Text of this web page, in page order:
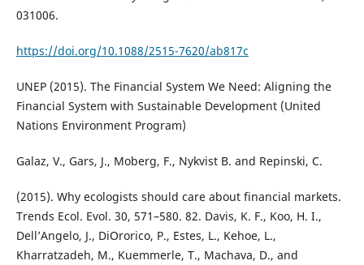
031006.
https://doi.org/10.1088/2515-7620/ab817c
UNEP (2015). The Financial System We Need: Aligning the
Financial System with Sustainable Development (United
Nations Environment Program)
Galaz, V., Gars, J., Moberg, F., Nykvist B. and Repinski, C.
(2015). Why ecologists should care about financial markets.
Trends Ecol. Evol. 30, 571–580. 82. Davis, K. F., Koo, H. I.,
Dell’Angelo, J., DiOrorico, P., Estes, L., Kehoe, L.,
Kharratzadeh, M., Kuemmerle, T., Machava, D., and